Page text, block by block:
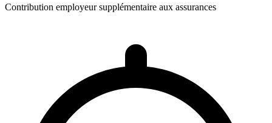
Contribution employeur supplémentaire aux assurances